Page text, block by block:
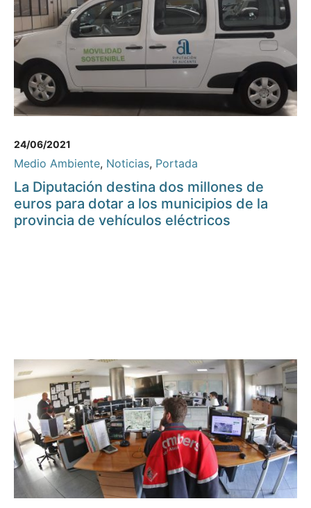
24/06/2021
Medio Ambiente, Noticias, Portada
La Diputación destina dos millones de
euros para dotar a los municipios de la
provincia de vehículos eléctricos